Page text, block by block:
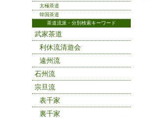
太極茶道
韓国茶道
茶道流派・分別検索キーワード
武家茶道
利休流清遊会
遠州流
石州流
宗旦流
表千家
裏千家